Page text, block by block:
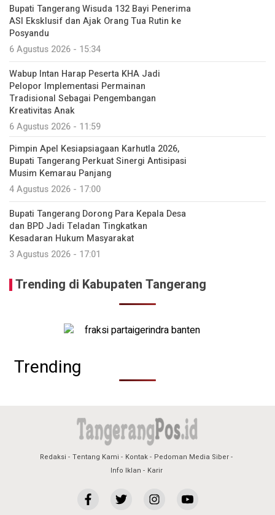
Bupati Tangerang Wisuda 132 Bayi Penerima
ASI Eksklusif dan Ajak Orang Tua Rutin ke
Posyandu
6 Agustus 2026 - 15:34
Wabup Intan Harap Peserta KHA Jadi
Pelopor Implementasi Permainan
Tradisional Sebagai Pengembangan
Kreativitas Anak
6 Agustus 2026 - 11:59
Pimpin Apel Kesiapsiagaan Karhutla 2026,
Bupati Tangerang Perkuat Sinergi Antisipasi
Musim Kemarau Panjang
4 Agustus 2026 - 17:00
Bupati Tangerang Dorong Para Kepala Desa
dan BPD Jadi Teladan Tingkatkan
Kesadaran Hukum Masyarakat
3 Agustus 2026 - 17:01
Trending di Kabupaten Tangerang
Trending
Redaksi Tentang Kami Kontak
Pedoman Media Siber
Info Iklan
Karir